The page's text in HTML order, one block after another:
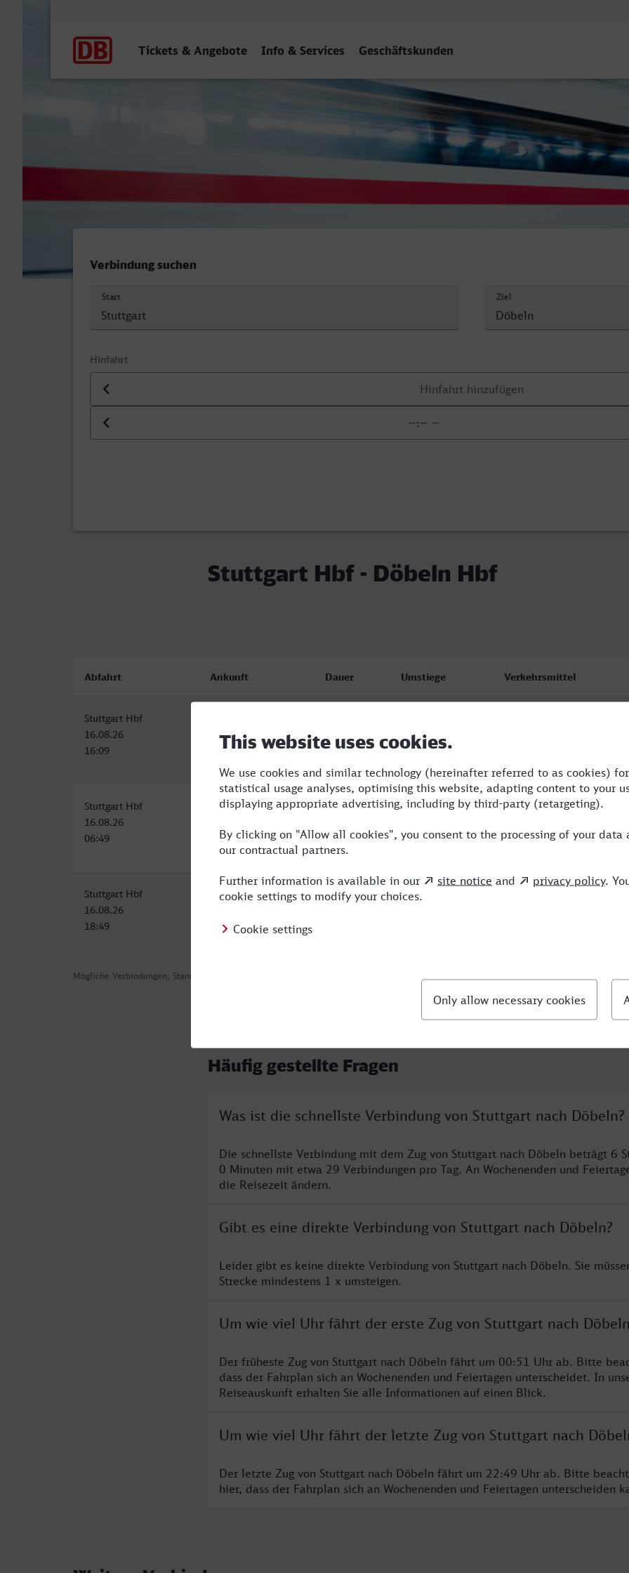
Tickets & Angebote Info & Services Geschäftskunden
Verbindung suchen
Start Ziel
Hinfahrt
Datum der Hinfahrt
Uhrzeit der Hinfahrt
Stuttgart Hbf - Döbeln Hbf
Mögliche Verbindungen, Stand: 2026-08-02 00:27
Abfahrt Ankunft Dauer Umstiege Verkehrsmittel
Stuttgart Hbf
16.08.26
16:09
16.08.26
22:09
Stuttgart Hbf
16.08.26
06:49
Döbeln Hbf
12:53
6:04 1 ICE,MRB
Stuttgart Hbf
16.08.26
18:49
Döbeln Hbf
04:44
9:55 2
Häufig gestellte Fragen
Was ist die schnellste Verbindung von Stuttgart nach Döbeln?
Die schnellste Verbindung mit dem Zug von Stuttgart nach Döbeln beträgt 6
0 Minuten mit etwa 29 Verbindungen pro Tag. An Wochenenden und
die Reisezeit ändern.
Gibt es eine direkte Verbindung von Stuttgart nach Döbeln?
Leider gibt es keine direkte Verbindung von Stuttgart nach Döbeln. Sie
Strecke mindestens 1 x umsteigen.
Um wie viel Uhr fährt der erste Zug von Stuttgart nach
Der früheste Zug von Stuttgart nach Döbeln fährt um 00:51 Uhr ab. Bitte
dass der Fahrplan sich an Wochenenden und Feiertagen unterscheidet. In
Reiseauskunft erhalten Sie alle Informationen auf einen Blick.
Um wie viel Uhr fährt der letzte Zug von Stuttgart nach
Der letzte Zug von Stuttgart nach Döbeln fährt um 22:49 Uhr ab. Bitte
hier, dass der Fahrplan sich an Wochenenden und Feiertagen unterscheiden